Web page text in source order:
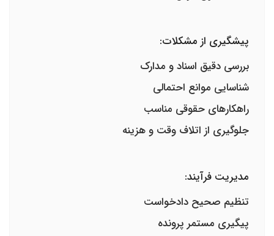
پیشگیری از مشکلات:
بررسی دقیق اسناد و مدارک
شناسایی موانع احتمالی
راهکارهای حقوقی مناسب
جلوگیری از اتلاف وقت و هزینه
مدیریت فرآیند:
تنظیم صحیح دادخواست
پیگیری مستمر پرونده